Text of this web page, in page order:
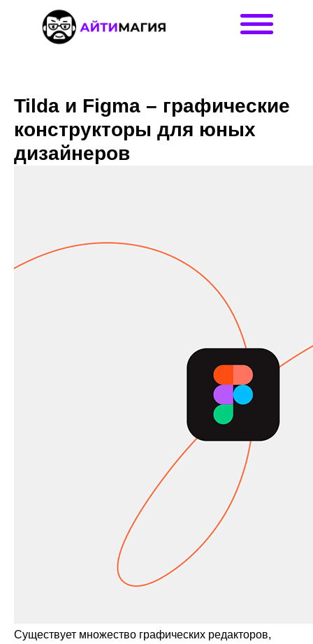
Tilda и Figma – графические
конструкторы для юных
дизайнеров
Существует множество графических редакторов,